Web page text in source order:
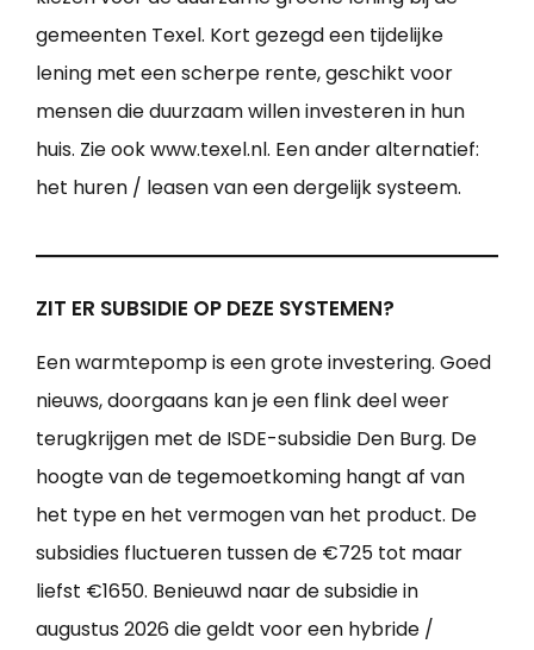
gemeenten Texel. Kort gezegd een tijdelijke
lening met een scherpe rente, geschikt voor
mensen die duurzaam willen investeren in hun
huis. Zie ook www.texel.nl. Een ander alternatief:
het huren / leasen van een dergelijk systeem.
ZIT ER SUBSIDIE OP DEZE SYSTEMEN?
Een warmtepomp is een grote investering. Goed
nieuws, doorgaans kan je een flink deel weer
terugkrijgen met de ISDE-subsidie Den Burg. De
hoogte van de tegemoetkoming hangt af van
het type en het vermogen van het product. De
subsidies fluctueren tussen de €725 tot maar
liefst €1650. Benieuwd naar de subsidie in
augustus 2026 die geldt voor een hybride /